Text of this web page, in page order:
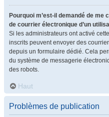
Pourquoi m’est-il demandé de
de courrier électronique d’un
Si les administrateurs ont activé
inscrits peuvent envoyer des
depuis un formulaire dédié. Cela
du système de messagerie
des robots.
Haut
Problèmes de publication